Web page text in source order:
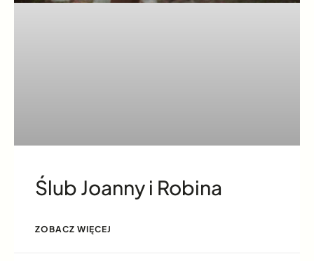
Ślub Joanny i Robina
ZOBACZ WIĘCEJ